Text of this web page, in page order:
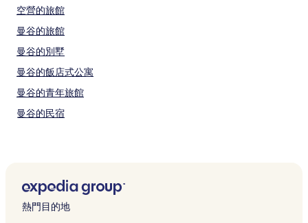
空營的旅館
曼谷的旅館
曼谷的別墅
曼谷的飯店式公寓
曼谷的青年旅館
曼谷的民宿
使館區的飯店式公寓
空營的方便購物的飯店
熱門目的地